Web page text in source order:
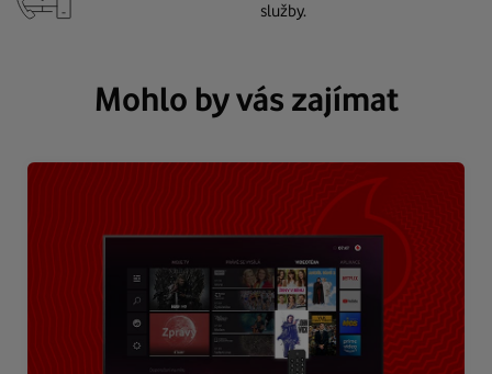
služby.
Mohlo by vás zajímat